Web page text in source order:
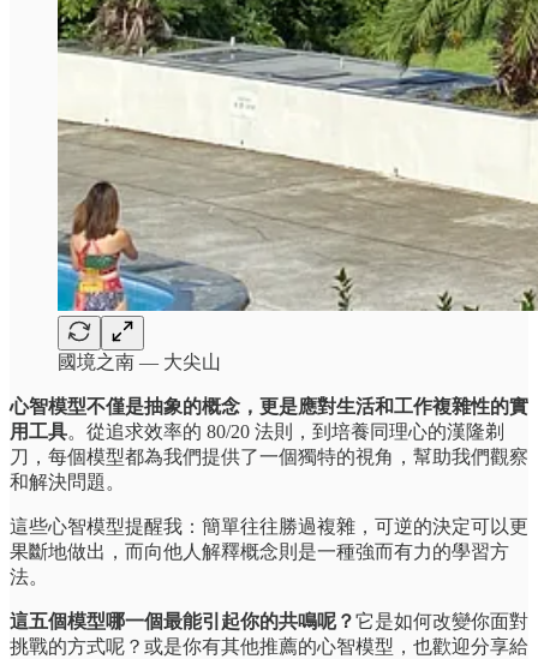
國境之南 — 大尖山
心智模型不僅是抽象的概念，更是應對生活和工作複雜性的實
用工具。從追求效率的 80/20 法則，到培養同理心的漢隆剃
刀，每個模型都為我們提供了一個獨特的視角，幫助我們觀察
和解決問題。
這些心智模型提醒我：簡單往往勝過複雜，可逆的決定可以更
果斷地做出，而向他人解釋概念則是一種強而有力的學習方
法。
這五個模型哪一個最能引起你的共鳴呢？它是如何改變你面對
挑戰的方式呢？或是你有其他推薦的心智模型，也歡迎分享給